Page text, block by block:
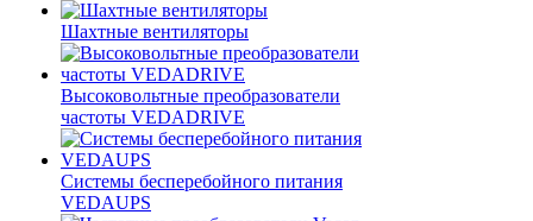
Шахтные вентиляторы
Высоковольтные преобразователи
частоты VEDADRIVE
Системы бесперебойного питания
VEDAUPS